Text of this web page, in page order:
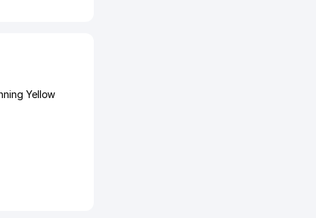
Yellow